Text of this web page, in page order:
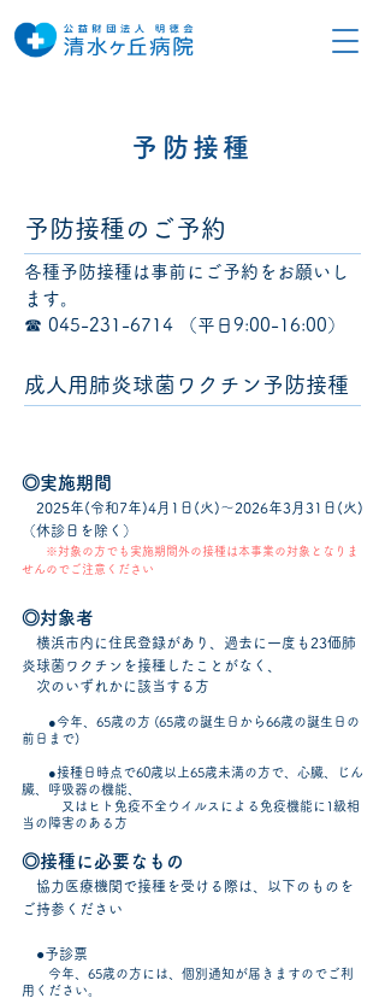
予防接種
予防接種のご予約
各種予防接種は事前にご予約をお願いし
ます。
​☎ 045-231-6714 （平日9:00-16:00）
成人用肺炎球菌ワクチン予防接種
◎実施期間
2025年(令和7年)4月1日(火)～2026年3月31日(火)
（休診日を除く）
※対象の方でも実施期間外の接種は本事業の対象となりま
せんのでご注意ください
◎対象者
横浜市内に住民登録があり、過去に一度も23価肺
炎球菌ワクチンを接種したことがなく、
次のいずれかに該当する方
●今年、65歳の方 (65歳の誕生日から66歳の誕生日の
前日まで)
●接種日時点で60歳以上65歳未満の方で、心臓、じん
臓、呼吸器の機能、
又はヒト免疫不全ウイルスによる免疫機能に1級相
当の障害のある方
◎接種に必要なもの
協力医療機関で接種を受ける際は、以下のものを
ご持参ください
●予診票
今年、65歳の方には、個別通知が届きますのでご利
用ください。